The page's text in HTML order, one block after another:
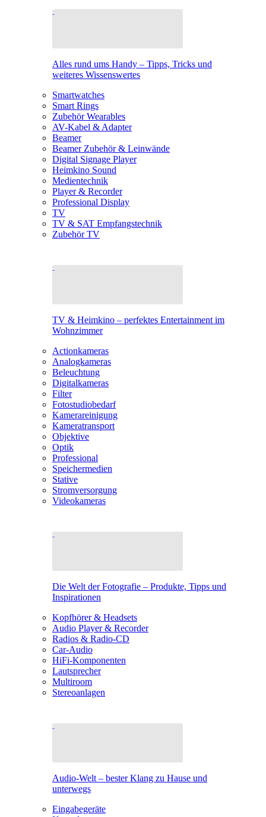
Alles rund ums Handy – Tipps, Tricks und
weiteres Wissenswertes
Smartwatches
Smart Rings
Zubehör Wearables
AV-Kabel & Adapter
Beamer
Beamer Zubehör & Leinwände
Digital Signage Player
Heimkino Sound
Medientechnik
Player & Recorder
Professional Display
TV
TV & SAT Empfangstechnik
Zubehör TV
TV & Heimkino – perfektes Entertainment im
Wohnzimmer
Actionkameras
Analogkameras
Beleuchtung
Digitalkameras
Filter
Fotostudiobedarf
Kamerareinigung
Kameratransport
Objektive
Optik
Professional
Speichermedien
Stative
Stromversorgung
Videokameras
Die Welt der Fotografie – Produkte, Tipps und
Inspirationen
Kopfhörer & Headsets
Audio Player & Recorder
Radios & Radio-CD
Car-Audio
HiFi-Komponenten
Lautsprecher
Multiroom
Stereoanlagen
Audio-Welt – bester Klang zu Hause und
unterwegs
Eingabegeräte